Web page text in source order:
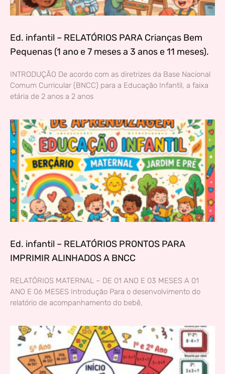
Ed. infantil – RELATÓRIOS PARA Crianças Bem
Pequenas (1 ano e 7 meses a 3 anos e 11 meses).
INTRODUÇÃO De acordo com as diretrizes da Base Nacional
Comum Curricular (BNCC) para a Educação Infantil, a faixa
etária de 2 anos a 2 anos
Ed. infantil – RELATÓRIOS PRONTOS PARA
IMPRIMIR ALINHADOS A BNCC
RELATÓRIOS MATERNAL – DE 01 ANO E 03 MESES A 01
ANO E 06 MESES Introdução Para o desenvolvimento do
relatório de acompanhamento do bebê,